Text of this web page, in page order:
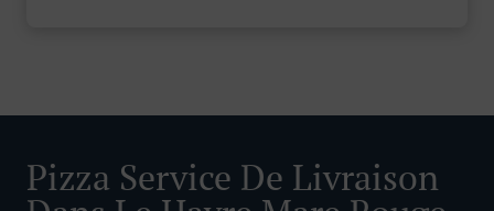
Pizza Service De Livraison